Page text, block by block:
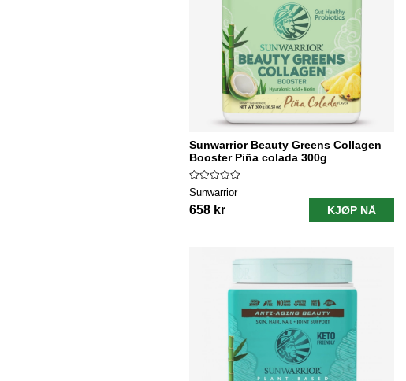
Sunwarrior Beauty Greens Collagen
Booster Piña colada 300g
Sunwarrior
658 kr KJØP NÅ